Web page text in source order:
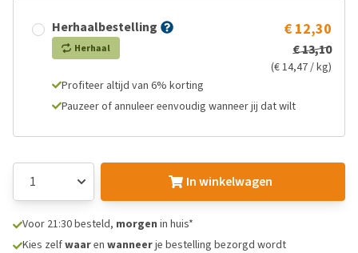
Herhaalbestelling
Herhaal
€ 12,30
€ 13,10
(€ 14,47 / kg)
Profiteer altijd van 6% korting
Pauzeer of annuleer eenvoudig wanneer jij dat wilt
In winkelwagen
Voor 21:30 besteld, morgen in huis*
Kies zelfwaaren wanneerje bestelling bezorgd wordt